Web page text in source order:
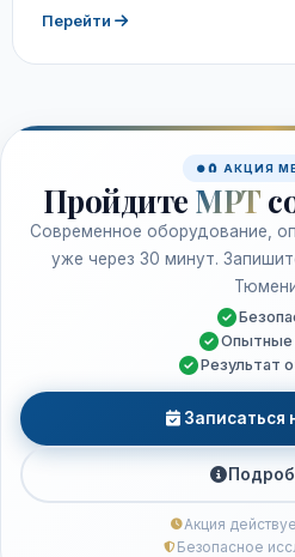
Перейти
🧲 АКЦИЯ
Пройдите МРТ
Современное оборудование,
уже через 30 минут.
Опытные
Результат
Записаться
Акция
Безопасное